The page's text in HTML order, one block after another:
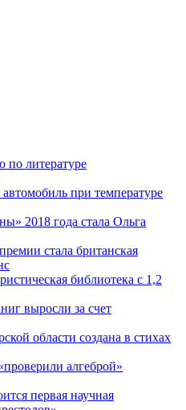
по литературе
при температуре
2018 года стала Ольга
стала британская
библиотека с 1,2
выросли за счет
области создана в стихах
алгеброй»
первая научная